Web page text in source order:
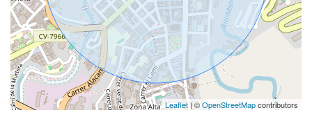
Leaflet | ©OpenStreetMapcontributors